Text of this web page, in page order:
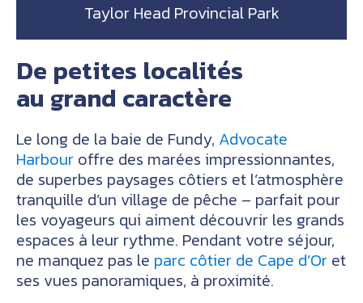
Taylor Head Provincial Park
De petites localités
au grand caractère
Le long de la baie de Fundy, Advocate
Harbour offre des marées impressionnantes,
de superbes paysages côtiers et l’atmosphère
tranquille d’un village de pêche – parfait pour
les voyageurs qui aiment découvrir les grands
espaces à leur rythme. Pendant votre séjour,
ne manquez pas le parc côtier de Cape d’Or et
ses vues panoramiques, à proximité.